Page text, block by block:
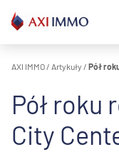
do
treści
AXI IMMO / Artykuły / Pół
Pół roku
City